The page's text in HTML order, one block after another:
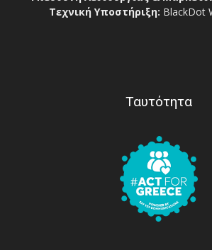
Τεχνική Υποστήριξη: BlackDot
Ταυτότητα